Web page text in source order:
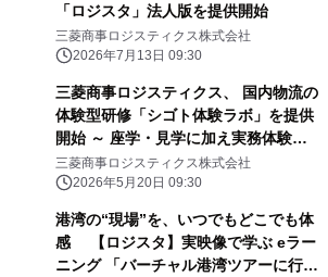
「ロジスタ」法人版を提供開始
三菱商事ロジスティクス株式会社
2026年7月13日 09:30
三菱商事ロジスティクス、 国内物流の
体験型研修「シゴト体験ラボ」を提供
開始 ～ 座学・見学に加え実務体験を
新たに提供、 現場理解を実践レベルへ
～
三菱商事ロジスティクス株式会社
2026年5月20日 09:30
港湾の“現場”を、いつでもどこでも体
感 【ロジスタ】実映像で学ぶ eラー
ニング 「バーチャル港湾ツアーに行っ